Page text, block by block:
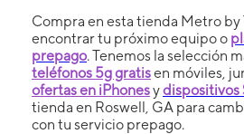
Compra en esta tienda Metro
encontrar tu próximo equipo o
prepago. Tenemos la selección
teléfonos 5g gratisen móviles,
ofertas en iPhonesydispositivos
tienda en Roswell, GA para
con tu servicio prepago.